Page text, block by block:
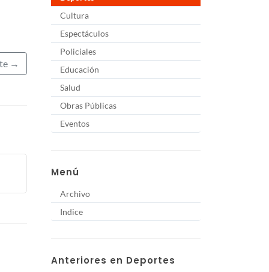
→
Cultura
Espectáculos
Policiales
Educación
Salud
Obras Públicas
Eventos
Menú
Archivo
Indice
Anteriores en Deportes